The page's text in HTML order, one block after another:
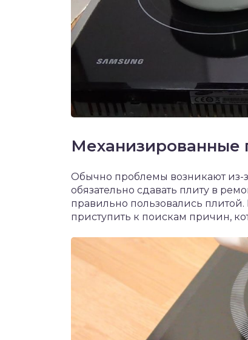
Механизированные
Обычно проблемы возникают из-
обязательно сдавать плиту в
правильно пользовались
приступить к поискам причин,